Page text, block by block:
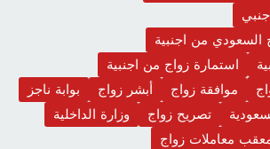
من اجنبية
استمارة زواج من اجنبية
موافقة زواج أبشر زواج
بوابة ناجز
تصريح زواج
وزارة الداخلية
معاملات زواج